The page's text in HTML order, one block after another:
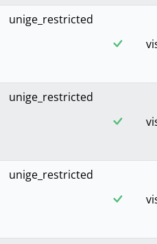
unige_restricted
unige_restricted
unige_restricted